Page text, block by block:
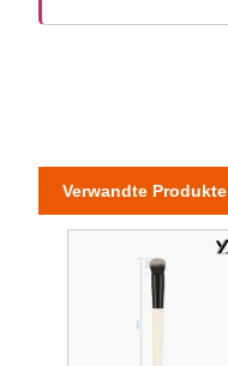
Verwandte Produkte